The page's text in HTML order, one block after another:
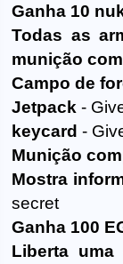
Ganha 10
Todas as
munição
Campo de
Jetpack -
keycard -
Munição
Mostra
secret
Ganha 100
Liberta uma